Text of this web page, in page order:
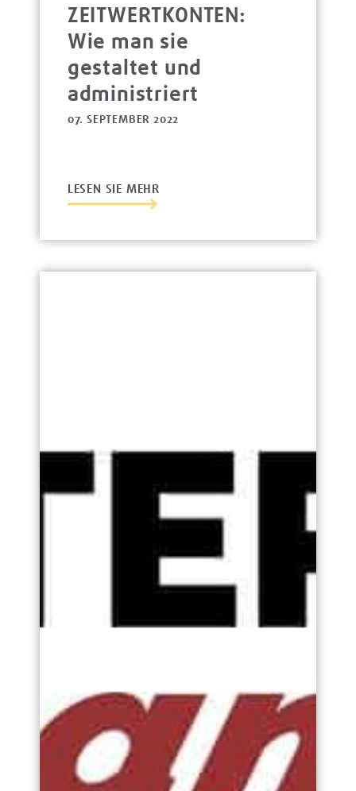
ZEITWERTKONTEN:
Wie man sie
gestaltet und
administriert
07. SEPTEMBER 2022
LESEN SIE MEHR